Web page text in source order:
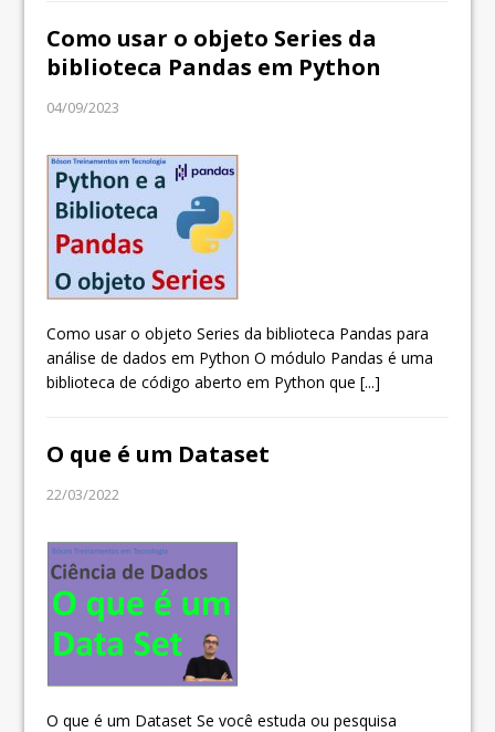
Como usar o objeto Series da
biblioteca Pandas em Python
04/09/2023
Como usar o objeto Series da biblioteca Pandas para
análise de dados em Python O módulo Pandas é uma
biblioteca de código aberto em Python que[...]
O que é um Dataset
22/03/2022
O que é um Dataset Se você estuda ou pesquisa